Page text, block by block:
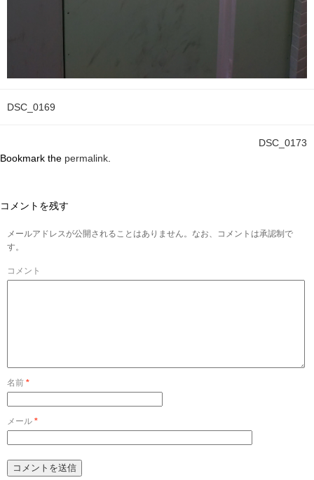
DSC_0169
DSC_0173
Bookmark the permalink
コメントを残す
メールアドレスが公開されることはありません。なお、コメントは承認制で
す。
コメント
名前 *
メール *